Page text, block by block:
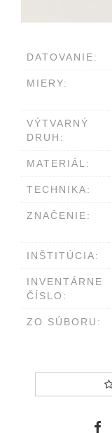
DATOVANIE:
MIERY:
VÝTVARNÝ
DRUH:
MATERIÁL:
TECHNIKA:
ZNAČENIE:
INŠTITÚCIA:
INVENTÁRNE
ČÍSLO:
ZO SÚBORU: